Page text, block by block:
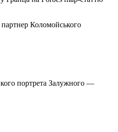
Коломойського
портрета Залужного —